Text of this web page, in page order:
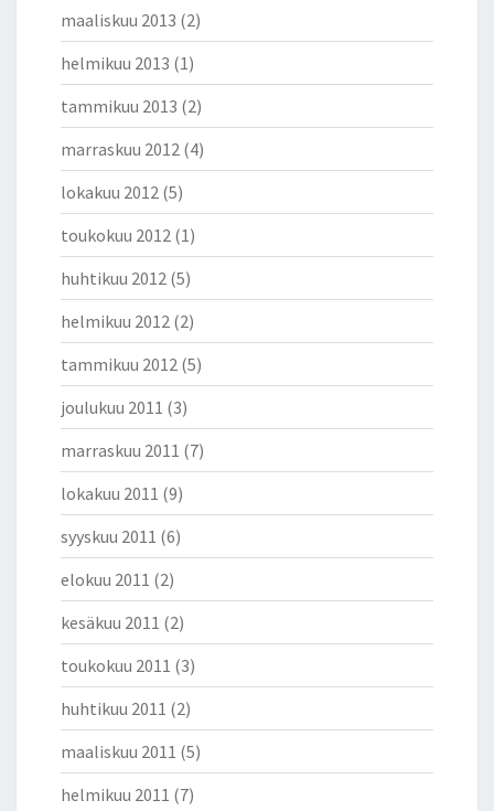
maaliskuu 2013 (2)
helmikuu 2013 (1)
tammikuu 2013 (2)
marraskuu 2012 (4)
lokakuu 2012 (5)
toukokuu 2012 (1)
huhtikuu 2012 (5)
helmikuu 2012 (2)
tammikuu 2012 (5)
joulukuu 2011 (3)
marraskuu 2011 (7)
lokakuu 2011 (9)
syyskuu 2011 (6)
elokuu 2011 (2)
kesäkuu 2011 (2)
toukokuu 2011 (3)
huhtikuu 2011 (2)
maaliskuu 2011 (5)
helmikuu 2011 (7)